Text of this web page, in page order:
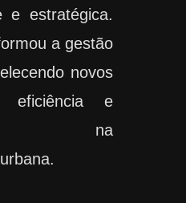
e estratégica.
a gestão
novos
eficiência e
na